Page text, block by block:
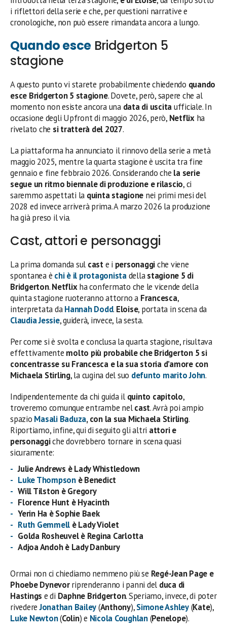
i riflettori della serie e che, per questioni narrative e
cronologiche, non può essere rimandata ancora a lungo.
Quando esce Bridgerton 5
stagione
A questo punto vi starete probabilmente chiedendo quando
esce Bridgerton 5 stagione. Dovete, però, sapere che al
momento non esiste ancora unadata di uscitaufficiale. In
occasione degli Upfront di maggio 2026, però, Netflixha
rivelato che si tratterà del 2027.
La piattaforma ha annunciato il rinnovo della serie a metà
maggio 2025, mentre la quarta stagione è uscita tra fine
gennaio e fine febbraio 2026. Considerando che la serie
segue un ritmo biennale di produzione e rilascio, ci
saremmo aspettati la quinta stagione nei primi mesi del
2028 ed invece arriverà prima. A marzo 2026 la produzione
ha già preso il via.
Cast, attori e personaggi
La prima domanda sul caste i personaggiche viene
spontanea è chi è il protagonistadellastagione 5 di
Bridgerton.Netflixha confermato che le vicende della
quinta stagione ruoteranno attorno a Francesca,
interpretata daHannah Dodd. Eloise, portata in scena da
Claudia Jessie, guiderà, invece, la sesta.
Per come si è svolta e conclusa la quarta stagione, risultava
effettivamente molto più probabile che Bridgerton 5 si
concentrasse su Francesca e la sua storia d’amore con
Michaela Stirling, la cugina del suo defunto marito John.
Indipendentemente da chi guida il quinto capitolo,
troveremo comunque entrambe nelcast. Avrà poi ampio
spazio Masali Baduza, con la sua Michaela Stirling.
Riportiamo, infine, qui di seguito gli altri attori e
personaggiche dovrebbero tornare in scena quasi
sicuramente:
Julie Andrews è Lady Whistledown
Luke Thompson è Benedict
Will Tilston è Gregory
Florence Hunt è Hyacinth
Yerin Ha è Sophie Baek
Ruth Gemmell è Lady Violet
Golda Rosheuvel è Regina Carlotta
Adjoa Andoh è Lady Danbury
Ormai non ci chiediamo nemmeno più se Regé-Jean Page e
Phoebe Dynevorriprenderanno i panni del duca di
Hastings e di Daphne Bridgerton. Speriamo, invece, di poter
rivedereJonathan Bailey(Anthony),Simone Ashley(Kate),
Luke Newton(Colin) e Nicola Coughlan(Penelope).